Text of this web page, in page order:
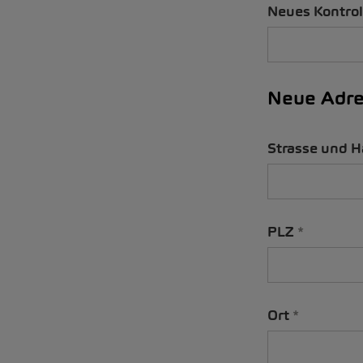
Neues
Neue
Strasse und
PLZ
Ort